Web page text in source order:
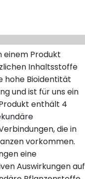
einem Produkt
Inhaltsstoffe
hohe Bioidentität
und ist für uns ein
enthält 4
die in
vorkommen.
eine
Auswirkungen auf